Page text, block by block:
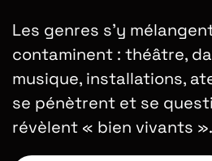
Les genres s’y
contaminent : théâtre,
musique, installations,
se pénètrent et se
révèlent « bien vivants ».